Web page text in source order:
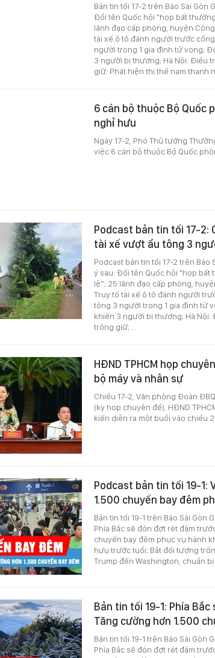
Bản tin tối 17-2 trên Báo Sài
Đổi tên Quốc hội "họp bất
lãnh đạo cấp phòng, huyện
tài xế ô tô đánh người trước
người trong 1 gia đình tử vong;
3 người bị thương; Hà Nội: Điều
giữ; Phát hiện thi thể nam thanh
6 cán bộ thuộc Bộ Quốc
nghỉ hưu
Ngày 17-2, Phó Thủ tướng
việc 6 cán bộ thuộc Bộ Quốc
Podcast bản tin tối 17-2:
tài xế vượt ẩu tông 3
Podcast bản tin tối 17-2 trên Báo
ý sau: Đổi tên Quốc hội "họp
lệ”; 25 lãnh đạo cấp phòng,
Truy tố tài xế ô tô đánh người
tông 3 người trong 1 gia đình tử
khiến 3 người bị thương; Hà
trông giữ; ...
HĐND TPHCM họp
bộ máy và nhân sự
Chiều 17-2, Văn phòng Đoàn
(kỳ họp chuyên đề), HĐND
kiến diễn ra một buổi vào chiều
Podcast bản tin tối 19-1:
1.500 chuyến bay đêm
Bản tin tối 19-1 trên Báo Sài Gòn
Phía Bắc sẽ đón đợt rét đậm
chuyến bay đêm phục vụ hành
hưu trước tuổi; Bắt đối tượng
Trump đến Washington, chuẩn
Bản tin tối 19-1: Phía
Tăng cường hơn 1.500
Bản tin tối 19-1 trên Báo Sài Gòn
Phía Bắc sẽ đón đợt rét đậm